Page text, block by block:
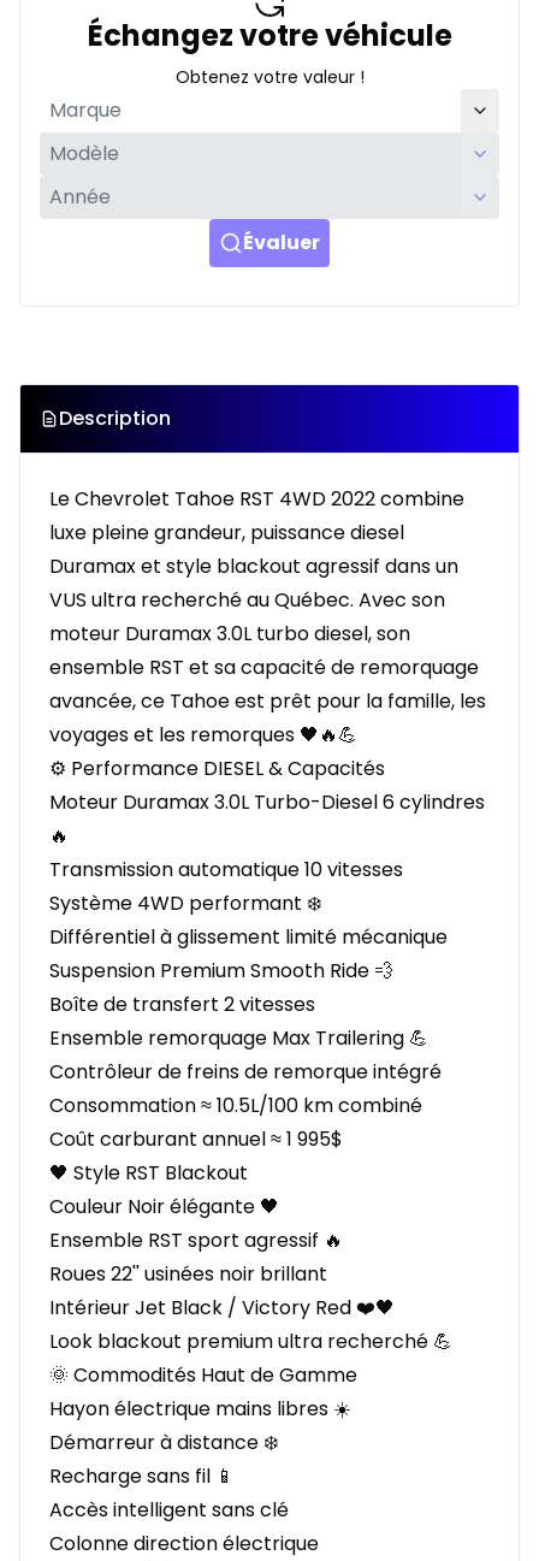
Échangez votre véhicule
Obtenez votre valeur !
Évaluer
Description
Le Chevrolet Tahoe RST 4WD 2022 combine
luxe pleine grandeur, puissance diesel
Duramax et style blackout agressif dans un
VUS ultra recherché au Québec. Avec son
moteur Duramax 3.0L turbo diesel, son
ensemble RST et sa capacité de remorquage
avancée, ce Tahoe est prêt pour la famille, les
voyages et les remorques 🖤🔥💪
⚙️ Performance DIESEL & Capacités
Moteur Duramax 3.0L Turbo-Diesel 6 cylindres
🔥
Transmission automatique 10 vitesses
Système 4WD performant ❄️
Différentiel à glissement limité mécanique
Suspension Premium Smooth Ride 💨
Boîte de transfert 2 vitesses
Ensemble remorquage Max Trailering 💪
Contrôleur de freins de remorque intégré
Consommation ≈ 10.5L/100 km combiné
Coût carburant annuel ≈ 1 995$
🖤 Style RST Blackout
Couleur Noir élégante 🖤
Ensemble RST sport agressif 🔥
Roues 22'' usinées noir brillant
Intérieur Jet Black / Victory Red ❤️🖤
Look blackout premium ultra recherché 💪
🌞 Commodités Haut de Gamme
Hayon électrique mains libres ☀️
Démarreur à distance ❄️
Recharge sans fil 📱
Accès intelligent sans clé
Colonne direction électrique